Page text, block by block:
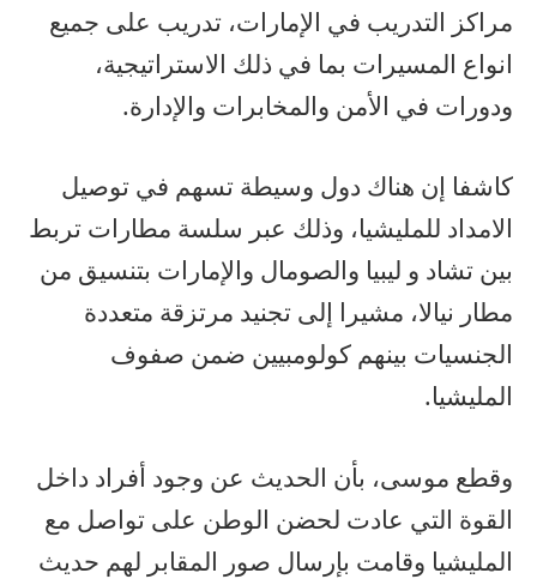
مراكز التدريب في الإمارات، تدريب على جميع
انواع المسيرات بما في ذلك الاستراتيجية،
ودورات في الأمن والمخابرات والإدارة.
كاشفا إن هناك دول وسيطة تسهم في توصيل
الامداد للمليشيا، وذلك عبر سلسة مطارات تربط
بين تشاد و ليبيا والصومال والإمارات بتنسيق من
مطار نيالا، مشيرا إلى تجنيد مرتزقة متعددة
الجنسيات بينهم كولومبيين ضمن صفوف
المليشيا.
وقطع موسى، بأن الحديث عن وجود أفراد داخل
القوة التي عادت لحضن الوطن على تواصل مع
المليشيا وقامت بإرسال صور المقابر لهم حديث